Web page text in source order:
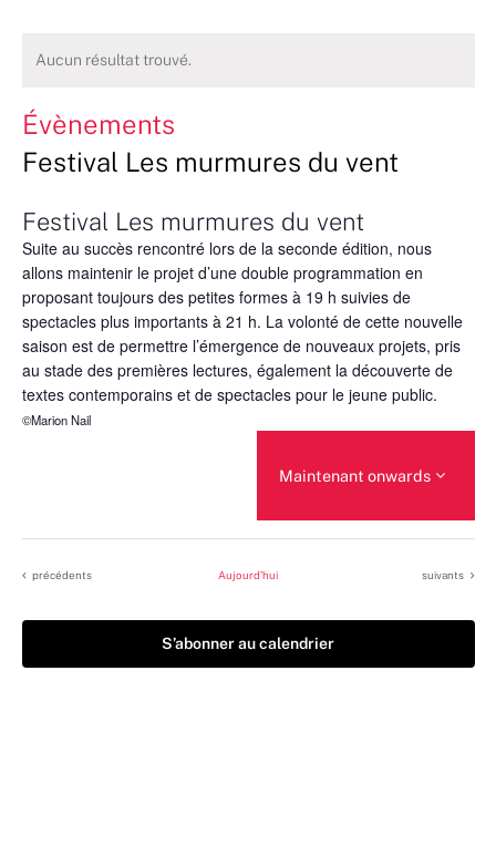
Aucun résultat trouvé.
Évènements
Festival Les murmures du vent
Festival Les murmures du vent
Suite au succès rencontré lors de la seconde édition, nous
allons maintenir le projet d’une double programmation en
proposant toujours des petites formes à 19 h suivies de
spectacles plus importants à 21 h. La volonté de cette nouvelle
saison est de permettre l’émergence de nouveaux projets, pris
au stade des premières lectures, également la découverte de
textes contemporains et de spectacles pour le jeune public.
©Marion Nail
Maintenant onwards
date.
Évènements
précédents Aujourd’hui Évènements
suivants
S’abonner au calendrier